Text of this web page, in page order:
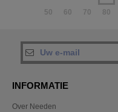
50
60 70 80
INFORMATIE
Over Needen